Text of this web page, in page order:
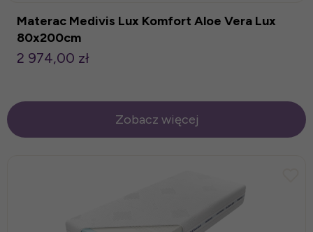
Materac Medivis Lux Komfort Aloe Vera Lux
80x200cm
2 974,00 zł
Zobacz więcej